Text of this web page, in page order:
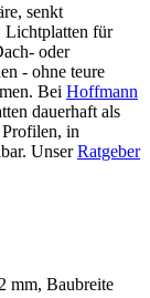
senkt
Lichtplatten für
oder
- ohne teure
Bei Hoffmann
dauerhaft als
in
UnserRatgeber
mm, Baubreite